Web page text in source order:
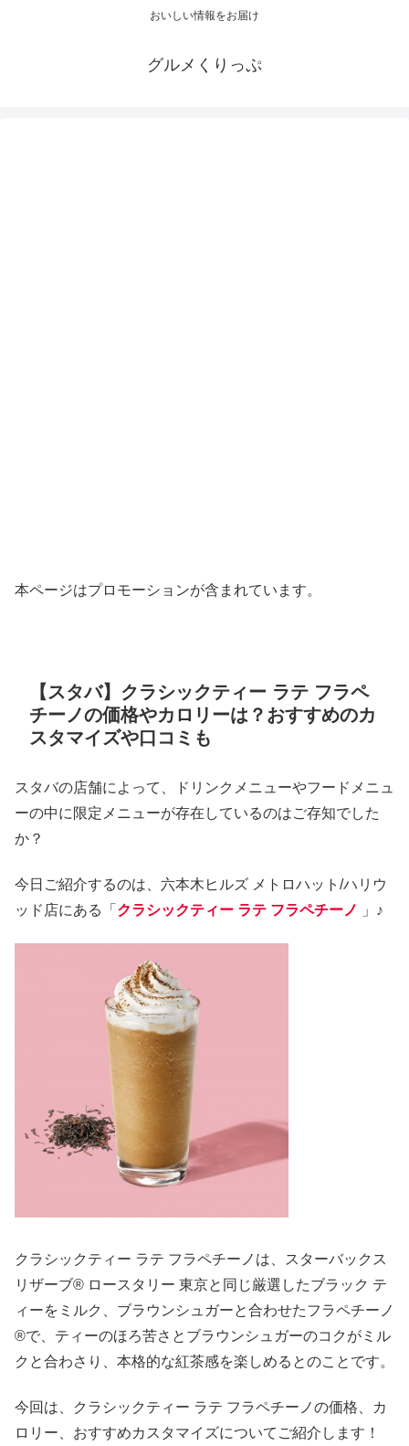
おいしい情報をお届け
グルメくりっぷ
本ページはプロモーションが含まれています。
【スタバ】クラシックティー ラテ フラペ
チーノの価格やカロリーは？おすすめのカ
スタマイズや口コミも
スタバの店舗によって、ドリンクメニューやフードメニュ
ーの中に限定メニューが存在しているのはご存知でした
か？
今日ご紹介するのは、六本木ヒルズ メトロハット/ハリウ
ッド店にある「 クラシックティー ラテ フラペチーノ 」♪
クラシックティー ラテ フラペチーノは、スターバックス
リザーブ® ロースタリー 東京と同じ厳選したブラック テ
ィーをミルク、ブラウンシュガーと合わせたフラペチーノ
®で、ティーのほろ苦さとブラウンシュガーのコクがミル
クと合わさり、本格的な紅茶感を楽しめるとのことです。
今回は、クラシックティー ラテ フラペチーノの価格、カ
ロリー、おすすめカスタマイズについてご紹介します！